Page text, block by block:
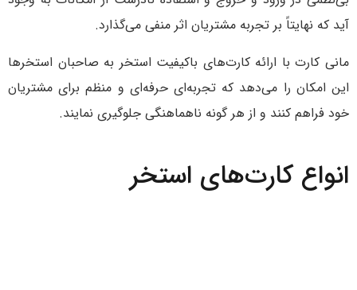
آید که نهایتاً بر تجربه مشتریان اثر منفی می‌گذارد.
مانی کارت با ارائه کارت‌های باکیفیت استخر به صاحبان استخرها
این امکان را می‌دهد که تجربه‌ای حرفه‌ای و منظم برای مشتریان
خود فراهم کنند و از هر گونه ناهماهنگی جلوگیری نمایند.
انواع کارت‌های استخر